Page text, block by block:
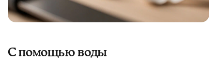
С помощью воды